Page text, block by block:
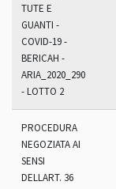
TUTE E
GUANTI -
COVID-19 -
BERICAH -
ARIA_2020_290
- LOTTO 2
PROCEDURA
NEGOZIATA AI
SENSI
DELLART. 36